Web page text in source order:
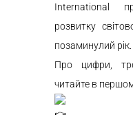
International
розвитку
позаминулий рік.
Про цифри,
читайте в